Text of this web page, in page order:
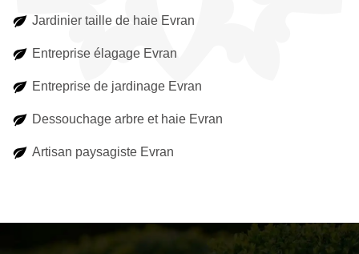
Jardinier taille de haie Evran
Entreprise élagage Evran
Entreprise de jardinage Evran
Dessouchage arbre et haie Evran
Artisan paysagiste Evran